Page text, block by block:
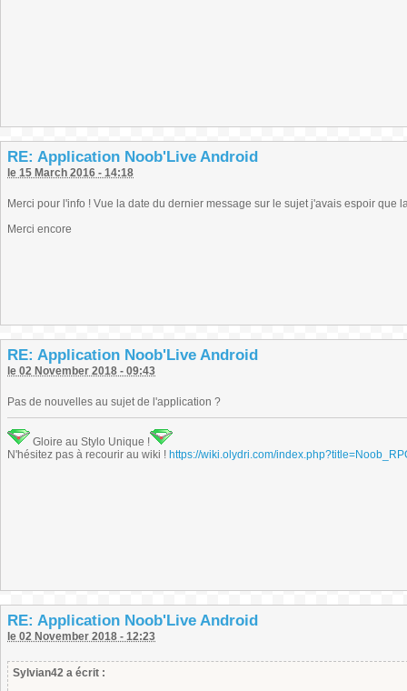
RE: Application Noob'Live Android
le 15 March 2016 - 14:18
Merci pour l'info ! Vue la date du dernier message sur le sujet j'avais espoir que
Merci encore
RE: Application Noob'Live Android
le 02 November 2018 - 09:43
Pas de nouvelles au sujet de l'application ?
Gloire au Stylo Unique !
N'hésitez pas à recourir au wiki ! https://wiki.olydri.com/
RE: Application Noob'Live Android
le 02 November 2018 - 12:23
Sylvian42 a écrit :